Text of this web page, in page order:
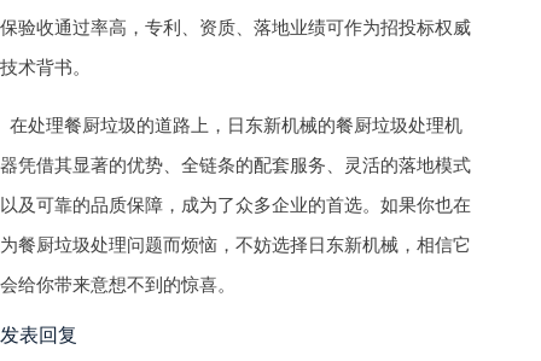
保验收通过率高，专利、资质、落地业绩可作为招投标权威
技术背书。
在处理餐厨垃圾的道路上，日东新机械的餐厨垃圾处理机
器凭借其显著的优势、全链条的配套服务、灵活的落地模式
以及可靠的品质保障，成为了众多企业的首选。如果你也在
为餐厨垃圾处理问题而烦恼，不妨选择日东新机械，相信它
会给你带来意想不到的惊喜。
发表回复